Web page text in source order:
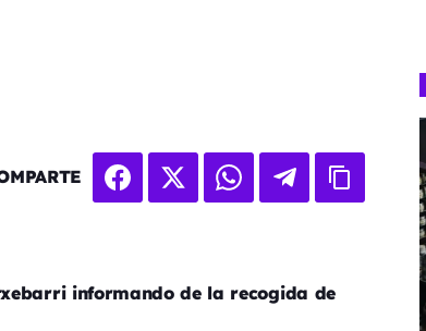
informando de la recogida de